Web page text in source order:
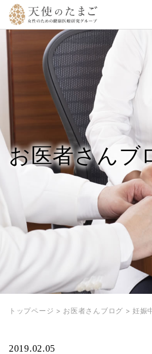
お医者さんブ
トップページ > お医者さんブログ > 妊娠
2019.02.05